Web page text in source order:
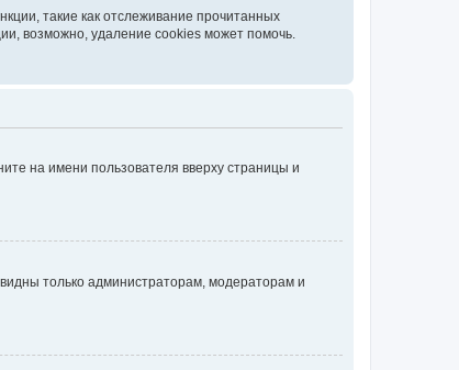
такие как отслеживание прочитанных
возможно, удаление cookies может помочь.
на имени пользователя вверху страницы и
видны только администраторам, модераторам и